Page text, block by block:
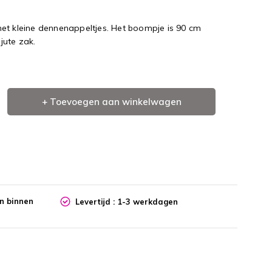
kleine dennenappeltjes. Het boompje is 90 cm
zak.
+ Toevoegen aan winkelwagen
binnen Levertijd : 1-3 werkdagen